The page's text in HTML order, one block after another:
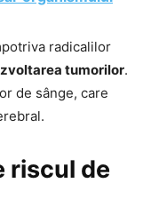
radicalilor
tumorilor.
de sânge, care
riscul de